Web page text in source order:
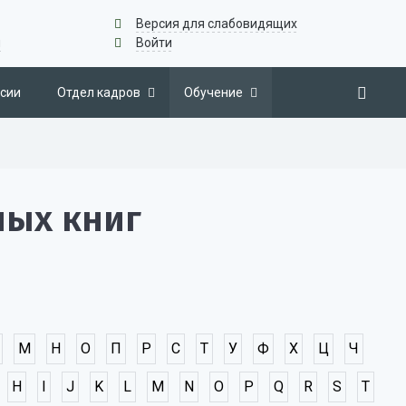
Версия для слабовидящих
Войти
Отдел кадров Обучение
книг
М Н О П Р С Т У Ф Х Ц Ч
H I J K L M N O P Q R S T